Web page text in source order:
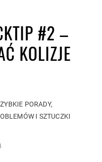
#2 –
KOLIZJE
PORADY,
I SZTUCZKI